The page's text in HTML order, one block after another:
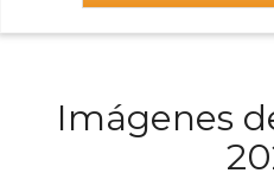
Imágenes